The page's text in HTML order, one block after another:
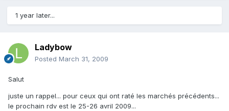
1 year later...
Ladybow
Posted March 31, 2009
Salut
juste un rappel... pour ceux qui ont raté les marchés précédents...
le prochain rdv est le 25-26 avril 2009...